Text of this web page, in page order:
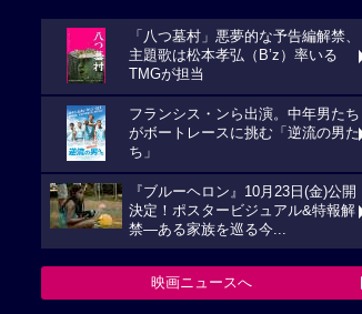
「八つ墓村」悪夢的な予告編解禁、
主題歌は松本孝弘（B’z）率いる
TMGが担当
フランシス・ンら出演。中年男たち
がボートレースに挑む「逆流の男た
ち」
『ブルーヘロン』10月23日(金)公開
決定！ポスタービジュアル&特報解
禁―ある家族を巡る今...
映画ニュースへ